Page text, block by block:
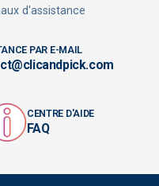
d'assistance
PAR E-MAIL
CENTRE D'AIDE
FAQ